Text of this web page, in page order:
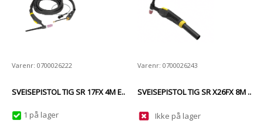
Varenr: 0700026222
SVEISEPISTOL TIG SR 17FX 4M E..
1 på lager
Varenr: 0700026243
SVEISEPISTOL TIG SR X26FX 8M ..
Ikke på lager